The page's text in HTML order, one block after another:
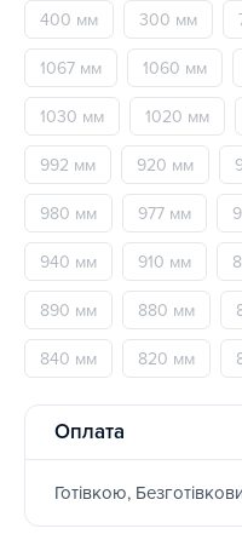
400 мм 300 мм
1067 мм 1060 мм
1030 мм 1020 мм
992 мм 920 мм
980 мм 977 мм
940 мм 910 мм
890 мм 880 мм
840 мм 820 мм
Оплата
Готівкою,